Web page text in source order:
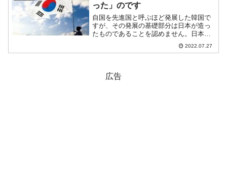
った」のです
自国を先進国と呼ぶほど発展した韓国で
すが、その発展の基礎部分は日本が造っ
たものであることを認めません。日本の
資金と技術がなければ――日本によって
併合された時代がなければ――韓国の近
2022.07.27
広告